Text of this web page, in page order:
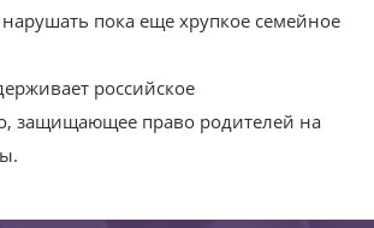
пока еще хрупкое семейное
российское
защищающее право родителей на